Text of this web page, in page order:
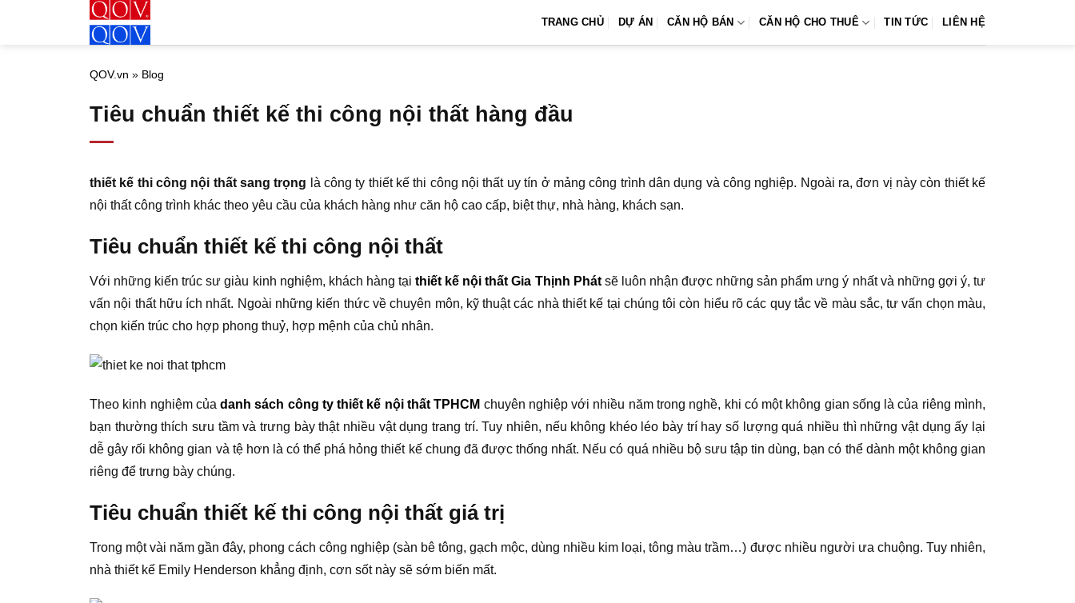
TRANG CHỦ DỰ ÁN CĂN HỘ BÁN CĂN HỘ CHO THUÊ TIN TỨC LIÊN HỆ
QOV.vn » Blog
Tiêu chuẩn thiết kế thi công nội thất hàng đầu
thiết kế thi công nội thất sang trọng là công ty thiết kế thi công nội thất uy tín ở mảng công trình dân dụng và công nghiệp. Ngoài ra, đơn vị này còn thiết kế
nội thất công trình khác theo yêu cầu của khách hàng như căn hộ cao cấp, biệt thự, nhà hàng, khách sạn.
Tiêu chuẩn thiết kế thi công nội thất
Với những kiến trúc sư giàu kinh nghiệm, khách hàng tạithiết kế nội thất Gia Thịnh Phátsẽ luôn nhận được những sản phẩm ưng ý nhất và những gợi ý, tư
vấn nội thất hữu ích nhất. Ngoài những kiến thức về chuyên môn, kỹ thuật các nhà thiết kế tại chúng tôi còn hiểu rõ các quy tắc về màu sắc, tư vấn chọn màu,
chọn kiến trúc cho hợp phong thuỷ, hợp mệnh của chủ nhân.
Theo kinh nghiệm củadanh sách công ty thiết kế nội thất TPHCM chuyên nghiệp với nhiều năm trong nghề, khi có một không gian sống là của riêng mình,
bạn thường thích sưu tầm và trưng bày thật nhiều vật dụng trang trí. Tuy nhiên, nếu không khéo léo bày trí hay số lượng quá nhiều thì những vật dụng ấy lại
dễ gây rối không gian và tệ hơn là có thể phá hỏng thiết kế chung đã được thống nhất. Nếu có quá nhiều bộ sưu tập tin dùng, bạn có thể dành một không gian
riêng để trưng bày chúng.
Tiêu chuẩn thiết kế thi công nội thất giá trị
Trong một vài năm gần đây, phong cách công nghiệp (sàn bê tông, gạch mộc, dùng nhiều kim loại, tông màu trầm…) được nhiều người ưa chuộng. Tuy nhiên,
nhà thiết kế Emily Henderson khẳng định, cơn sốt này sẽ sớm biến mất.